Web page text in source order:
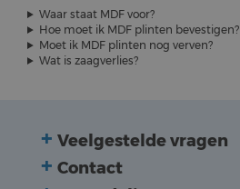
Waar staat MDF voor?
Hoe moet ik MDF plinten bevestigen?
Moet ik MDF plinten nog verven?
Wat is zaagverlies?
Veelgestelde vragen
Contact